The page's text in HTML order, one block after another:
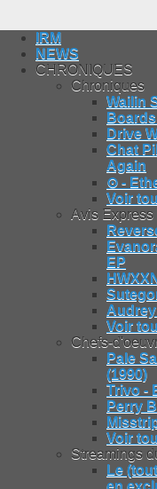
IRM
NEWS
CHRONIQUES
Chroniques
Wailin
Drive
Chat
Again
⊙ -
Voir
Avis Express
EP
Voir
Chefs-
Pale
(1990)
Trivo -
Perry
Voir
Streamings
Le
en